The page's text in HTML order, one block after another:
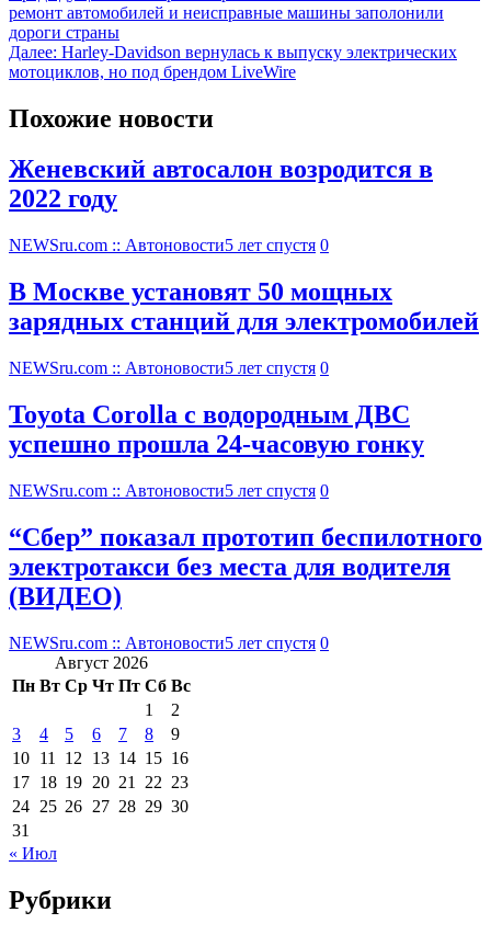
ремонт автомобилей и неисправные машины заполонили
дороги страны
Далее: Harley-Davidson вернулась к выпуску электрических
мотоциклов, но под брендом LiveWire
Похожие новости
Женевский автосалон возродится в
2022 году
NEWSru.com :: Автоновости5 лет спустя 0
В Москве установят 50 мощных
зарядных станций для электромобилей
NEWSru.com :: Автоновости5 лет спустя 0
Toyota Corolla с водородным ДВС
успешно прошла 24-часовую гонку
NEWSru.com :: Автоновости5 лет спустя 0
“Сбер” показал прототип беспилотного
электротакси без места для водителя
(ВИДЕО)
NEWSru.com :: Автоновости5 лет спустя 0
Август 2026
Пн Вт Ср Чт Пт Сб Вс
1
2
3
4 5 6 7 8
9
10 11 12 13 14 15 16
17 18 19 20 21 22 23
24 25 26 27 28 29 30
31
« Июл
Рубрики